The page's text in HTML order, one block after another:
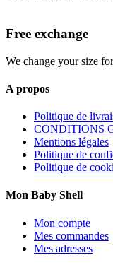
Free exchange
We change your size
A propos
Politique de
CONDITIONS
Mentions légales
Politique de
Politique de
Mon Baby Shell
Mon compte
Mes commandes
Mes adresses